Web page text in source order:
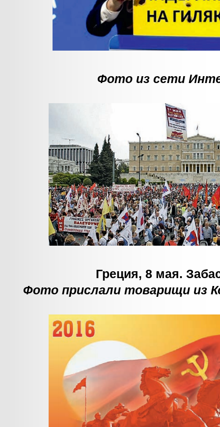
Фото из сети
Греция, 8 мая.
Фото прислали товарищи из